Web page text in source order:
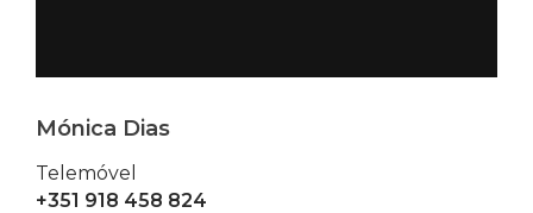
Mónica Dias
Telemóvel
+351 918 458 824